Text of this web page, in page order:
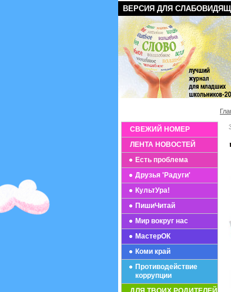
ВЕРСИЯ ДЛЯ
СВЕЖИЙ НОМЕР
ЛЕНТА НОВОСТЕЙ
Есть проблема
Друзья 'Радуги'
КультУра!
ПишиЧитай
Мир вокруг нас
МастерОК
Коми край
Противодействие
коррупции